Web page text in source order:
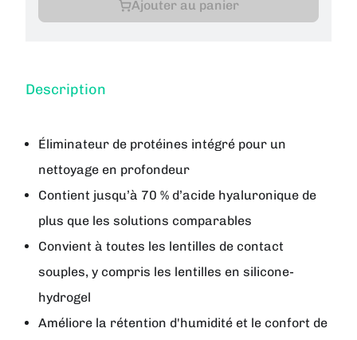
Ajouter au panier
Description
Éliminateur de protéines intégré pour un
nettoyage en profondeur
Contient jusqu’à 70 % d’acide hyaluronique de
plus que les solutions comparables
Convient à toutes les lentilles de contact
souples, y compris les lentilles en silicone-
hydrogel
Améliore la rétention d'humidité et le confort de